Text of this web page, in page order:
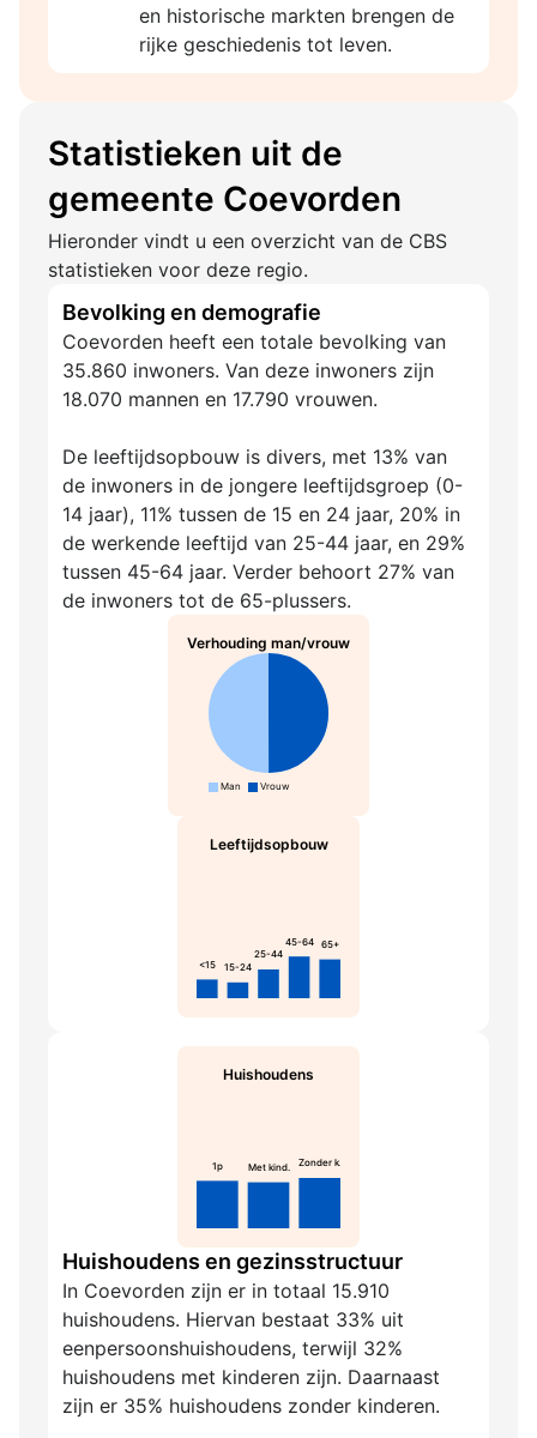
en historische markten brengen de
rijke geschiedenis tot leven.
Statistieken uit de
gemeente Coevorden
Hieronder vindt u een overzicht van de CBS
statistieken voor deze regio.
Bevolking en demografie
Coevorden heeft een totale bevolking van
35.860 inwoners. Van deze inwoners zijn
18.070 mannen en 17.790 vrouwen.
De leeftijdsopbouw is divers, met 13% van
de inwoners in de jongere leeftijdsgroep (0-
14 jaar), 11% tussen de 15 en 24 jaar, 20% in
de werkende leeftijd van 25-44 jaar, en 29%
tussen 45-64 jaar. Verder behoort 27% van
de inwoners tot de 65-plussers.
Verhouding man/vrouw
Man Vrouw
Leeftijdsopbouw
<15 15-24
25-44
45-64 65+
Huishoudens
1p Met kind. Zonder k.
Huishoudens en gezinsstructuur
In Coevorden zijn er in totaal 15.910
huishoudens. Hiervan bestaat 33% uit
eenpersoonshuishoudens, terwijl 32%
huishoudens met kinderen zijn. Daarnaast
zijn er 35% huishoudens zonder kinderen.